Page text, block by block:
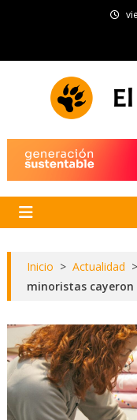
Inicio > Actualidad >
minoristas cayeron